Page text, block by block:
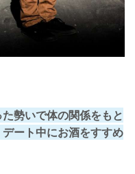
た勢いで体の関係をもと
ート中にお酒をすすめ